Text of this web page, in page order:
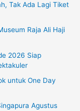
Tak Ada Lagi Tiket
Raja Ali Haji
2026 Siap
untuk One Day
Agustus